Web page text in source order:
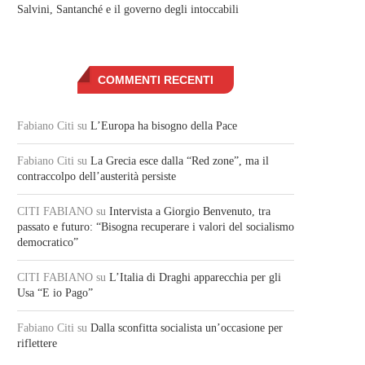
Salvini, Santanché e il governo degli intoccabili
COMMENTI RECENTI
Fabiano Citi su L’Europa ha bisogno della Pace
Fabiano Citi su La Grecia esce dalla “Red zone”, ma il
contraccolpo dell’austerità persiste
CITI FABIANO su Intervista a Giorgio Benvenuto, tra
passato e futuro: “Bisogna recuperare i valori del socialismo
democratico”
CITI FABIANO su L’Italia di Draghi apparecchia per gli
Usa “E io Pago”
Fabiano Citi su Dalla sconfitta socialista un’occasione per
riflettere